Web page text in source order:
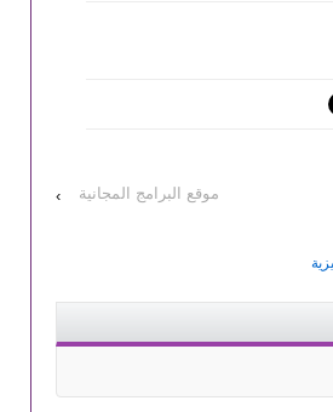
موقع البرامج المجانية ›